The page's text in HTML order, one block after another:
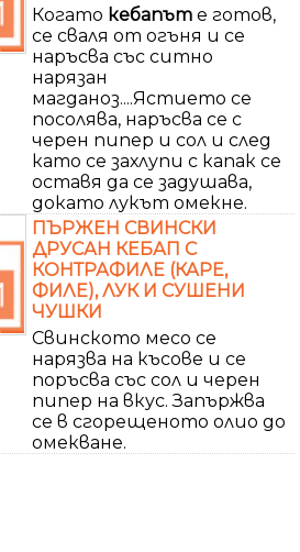
Когато кебапът е готов,
се сваля от огъня и се
наръсва със ситно
нарязан
магданоз....Ястието се
посолява, наръсва се с
черен пипер и сол и след
като се захлупи с капак се
оставя да се задушава,
докато лукът омекне.
ПЪРЖЕН СВИНСКИ
ДРУСАН КЕБАП С
КОНТРАФИЛЕ (КАРЕ,
ФИЛЕ), ЛУК И СУШЕНИ
ЧУШКИ
Свинското месо се
нарязва на късове и се
поръсва със сол и черен
пипер на вкус. Запържва
се в сгорещеното олио до
омекване.